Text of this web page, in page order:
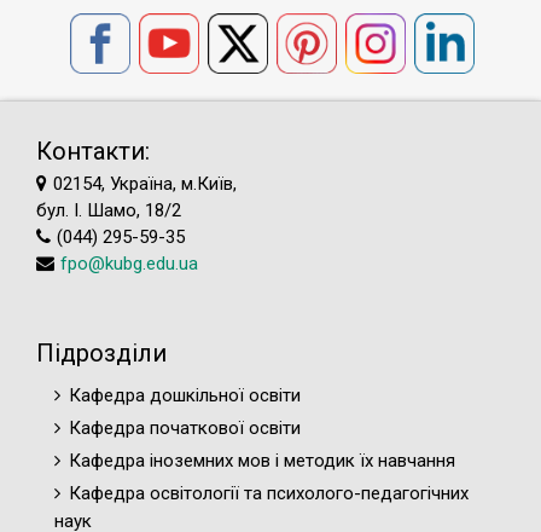
Контакти:
02154, Україна, м.Київ,
бул. І. Шамо, 18/2
(044) 295-59-35
fpo@kubg.edu.ua
Підрозділи
Кафедра дошкільної освіти
Кафедра початкової освіти
Кафедра іноземних мов і методик їх навчання
Кафедра освітології та психолого-педагогічних
наук